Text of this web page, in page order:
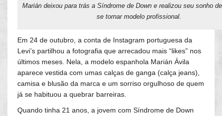
Marián deixou para trás a Síndrome de Down e realizou seu sonho
se tornar modelo profissional.
Em 24 de outubro, a conta de Instagram portuguesa da
Levi’s partilhou a fotografia que arrecadou mais “likes” nos
últimos meses. Nela, a modelo espanhola Marián Ávila
aparece vestida com umas calças de ganga (calça jeans),
camisa e blusão da marca e um sorriso orgulhoso de quem
já se habituou a quebrar barreiras.
Quando tinha 21 anos, a jovem com Síndrome de Down